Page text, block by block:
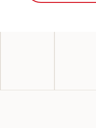
巡る旅へ